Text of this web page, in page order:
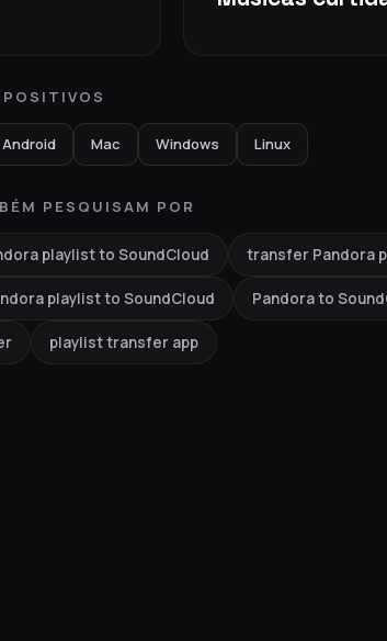
Android Mac Windows Linux
PESQUISAM POR
playlist to SoundCloud transfer Pandora
playlist to SoundCloud Pandora to
playlist transfer app